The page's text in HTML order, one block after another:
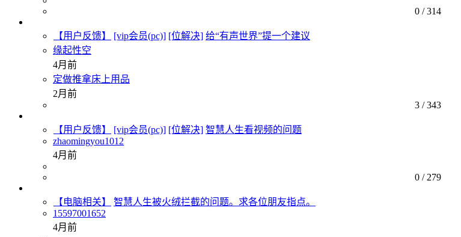
0 /314
【用户反馈】 [vip会员(pc)] [位解决] 给“有声世界”提一个建议
缘起性空
4月前
定做推拿床上用品
2月前
3 /343
【用户反馈】 [vip会员(pc)] [位解决] 智慧人生看视频的问题
zhaomingyou1012
4月前
0 / 279
【电脑相关】
智慧人生被火绒拦截的问题。求各位朋友指点。
15597001652
4月前